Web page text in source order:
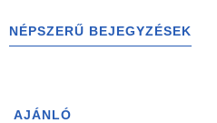
NÉPSZERŰ BEJEGYZÉSEK
AJÁNLÓ